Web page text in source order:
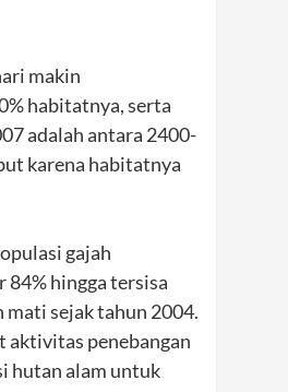
makin
habitatnya, serta
adalah antara 2400-
karena habitatnya
gajah
84% hingga tersisa
mati sejak tahun 2004.
aktivitas penebangan
hutan alam untuk